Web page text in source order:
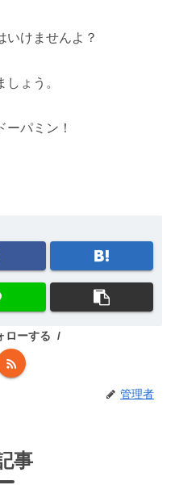
いけませんよ？
しょう。
ーパミン！
ローする
管理者
事